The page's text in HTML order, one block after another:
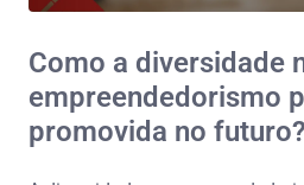
Como a diversidade
empreendedorismo
promovida no futuro?